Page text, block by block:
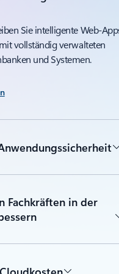
Sie intelligente Web-
vollständig verwalteten
und Systemen.
Fachkräften in der